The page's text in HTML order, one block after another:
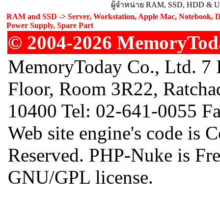
ผู้จำหน่าย RAM, SSD, HDD &
RAM and SSD -> Server, Workstation, Apple Mac, Notebook,
Power Supply, Spare Part
© 2004-2026
MemoryToday Co., Ltd.
Floor, Room 3R22,
10400 Tel: 02-641-0055
Web site engine's code is
Reserved. PHP-Nuke is
GNU/GPL license.